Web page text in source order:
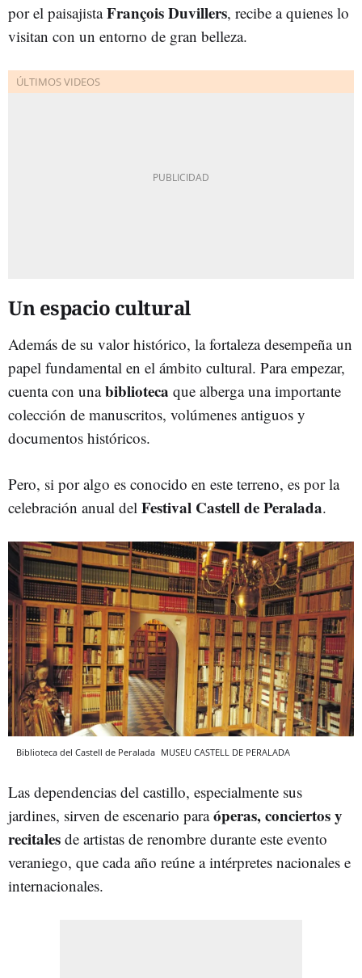
por el paisajistaFrançois Duvillers, recibe a quienes lo
visitan con un entorno de gran belleza.
Un espacio cultural
Además de su valor histórico, la fortaleza desempeña un
papel fundamental en el ámbito cultural. Para empezar,
cuenta con unabiblioteca que alberga una importante
colección de manuscritos, volúmenes antiguos y
documentos históricos.
Pero, si por algo es conocido en este terreno, es por la
celebración anual del Festival Castell de Peralada.
Biblioteca del Castell de Peralada MUSEU CASTELL DE PERALADA
Las dependencias del castillo, especialmente sus
jardines, sirven de escenario paraóperas, conciertos y
recitales de artistas de renombre durante este evento
veraniego, que cada año reúne a intérpretes nacionales e
internacionales.